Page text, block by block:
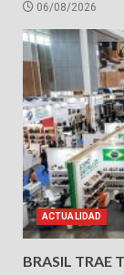
06/08/2026
ACTUALIDAD
BRASIL TRAE